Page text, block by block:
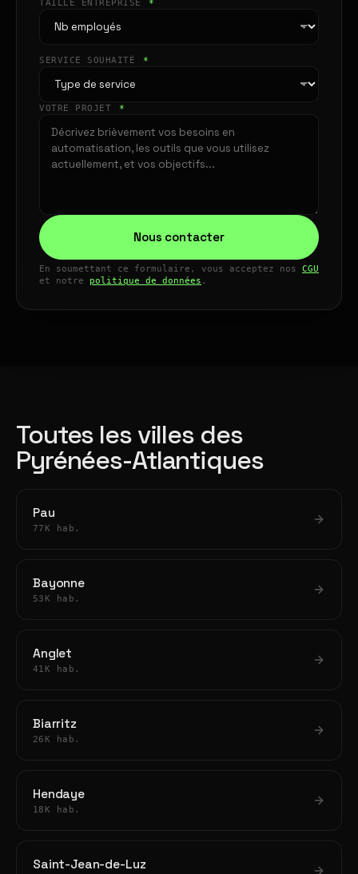
TAILLE ENTREPRISE *
SERVICE SOUHAITÉ *
VOTRE PROJET *
Nous contacter
En soumettant ce formulaire, vous acceptez nos CGU
et notre politique de données .
Toutes les villes des
Pyrénées-Atlantiques
Pau
77K hab.
Bayonne
53K hab.
Anglet
41K hab.
Biarritz
26K hab.
Hendaye
18K hab.
Saint-Jean-de-Luz